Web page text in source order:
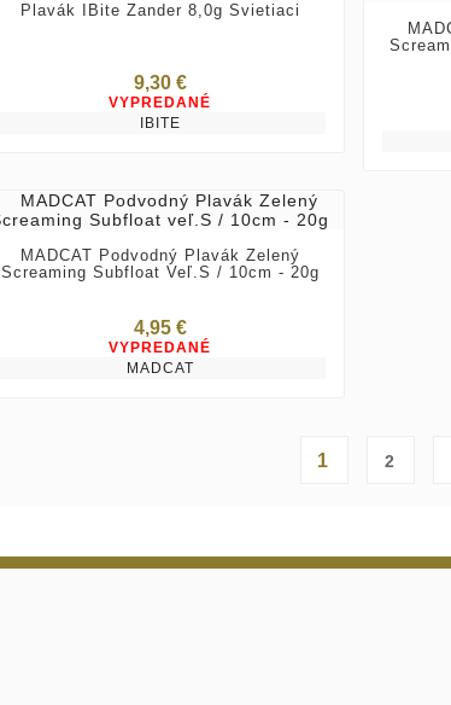
Plavák IBite Zander 8,0g Svietiaci
9,30 €
VYPREDANÉ
IBITE
MADCAT Podvodný Plavák Zelený
Screaming Subfloat Veľ.S / 10cm - 20g
4,95 €
VYPREDANÉ
MADCAT
1 2